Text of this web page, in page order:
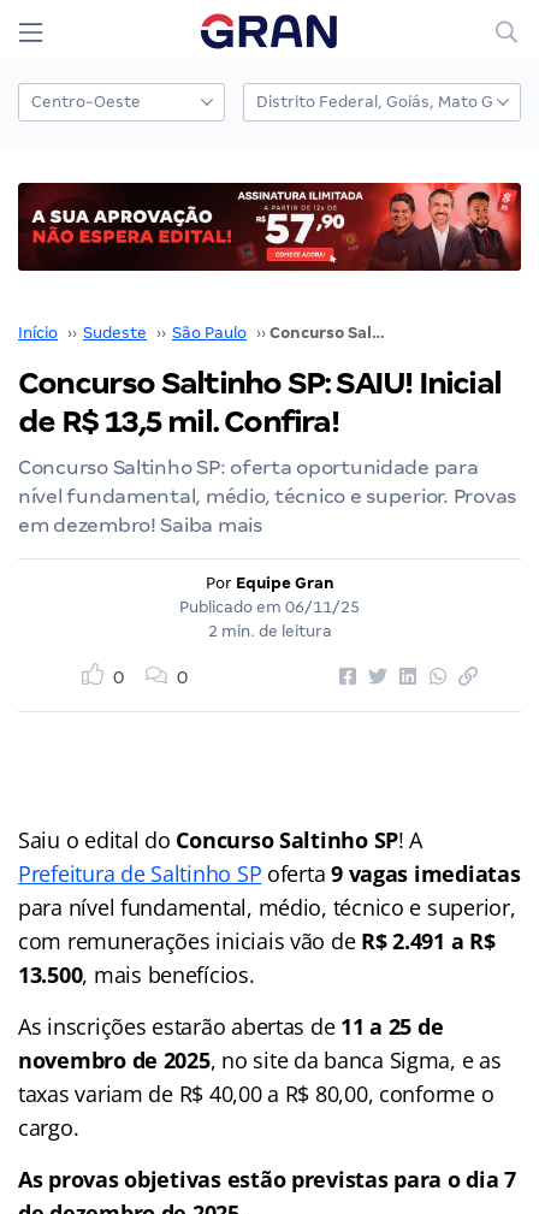
Início ›› Sudeste ›› São Paulo ›› Concurso Saltinho SP: SAIU! Inicial de R$ 13,5 mil. Confira!
Concurso Saltinho SP: SAIU! Inicial
de R$ 13,5 mil. Confira!
Concurso Saltinho SP: oferta oportunidade para
nível fundamental, médio, técnico e superior. Provas
em dezembro! Saiba mais
Por Equipe Gran
Publicado em 06/11/25
2 min. de leitura
0 0
Saiu o edital do Concurso Saltinho SP! A
Prefeitura de Saltinho SP oferta9 vagas imediatas
para nível fundamental, médio, técnico e superior,
com remunerações iniciais vão de R$ 2.491 a R$
13.500, mais benefícios.
As inscrições estarão abertas de 11 a 25 de
novembro de 2025, no site da banca Sigma, e as
taxas variam de R$ 40,00 a R$ 80,00, conforme o
cargo.
As provas objetivas estão previstas para o dia 7